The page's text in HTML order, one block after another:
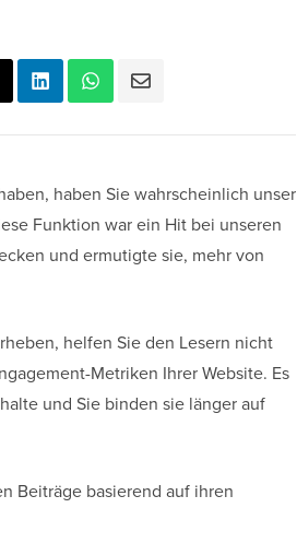
haben Sie wahrscheinlich unser
Funktion war ein Hit bei unseren
und ermutigte sie, mehr von
helfen Sie den Lesern nicht
Metriken Ihrer Website. Es
und Sie binden sie länger auf
Beiträge basierend auf ihren